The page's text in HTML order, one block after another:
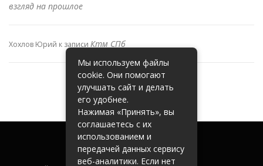
взгляд на прошлое
Хохлов Юрий к записи Ктм СПб
Мы используем файлы
cookie. Они помогают
улучшать сайт и делать
его удобнее.
Нажимая «Принять», вы
соглашаетесь с их
использованием и
передачей данных сервису
веб-аналитики. Если нет